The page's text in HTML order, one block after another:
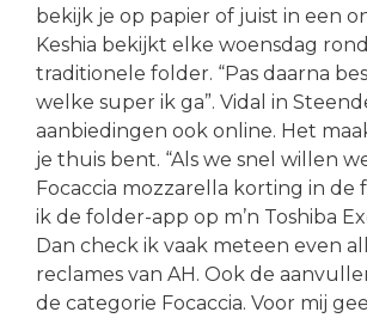
bekijk je op papier of juist in een
Keshia bekijkt elke woensdag
traditionele folder. “Pas daarna
welke super ik ga”. Vidal in
aanbiedingen ook online. Het
je thuis bent. “Als we snel willen
Focaccia mozzarella korting in de
ik de folder-app op m’n Toshiba
Dan check ik vaak meteen even
reclames van AH. Ook de
de categorie Focaccia. Voor mij